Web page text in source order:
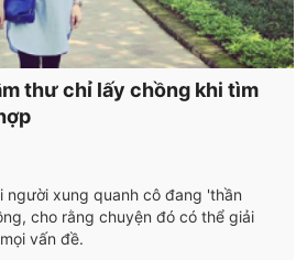
thư chỉ lấy chồng khi tìm
người xung quanh cô đang 'thần
cho rằng chuyện đó có thể giải
vấn đề.